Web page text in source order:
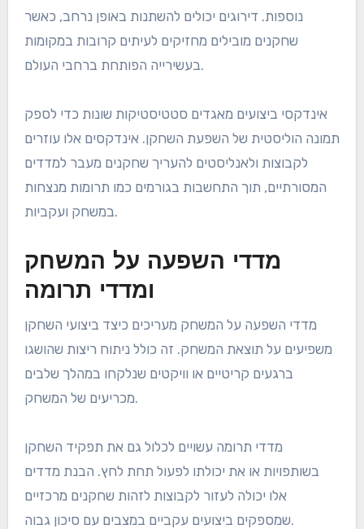
נוספות. דירוגים יכולים להשתנות באופן נרחב, כאשר
שחקנים מובילים מחזיקים לעיתים קרובות במקומות
בעשירייה הפותחת ברחבי העולם.
אינדקסי ביצועים מאגדים סטטיסטיקות שונות כדי לספק
תמונה הוליסטית של השפעת השחקן. אינדקסים אלו עוזרים
לקבוצות ולאנליסטים להעריך שחקנים מעבר למדדים
המסורתיים, תוך התחשבות בגורמים כמו תרומות מנצחות
במשחק ועקביות.
מדדי השפעה על המשחק
ומדדי תרומה
מדדי השפעה על המשחק מעריכים כיצד ביצועי השחקן
משפיעים על תוצאת המשחק. זה כולל ניתוח ריצות שהושגו
ברגעים קריטיים או וויקטים שנלקחו במהלך שלבים
מכריעים של המשחק.
מדדי תרומה עשויים לכלול גם את תפקיד השחקן
בשותפויות או את יכולתו לפעול תחת לחץ. הבנת מדדים
אלו יכולה לעזור לקבוצות לזהות שחקנים מרכזיים
שמספקים ביצועים עקביים במצבים עם סיכון גבוה.